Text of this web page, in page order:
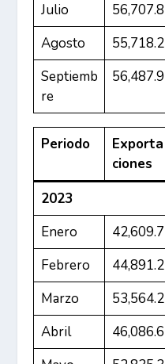
Julio
56,707.8
Agosto
55,718.2
Septiemb
re
56,487.9
Periodo
Exporta
ciones
2023
Enero
42,609.7
Febrero
44,891.2
Marzo
53,564.2
Abril
46,086.6